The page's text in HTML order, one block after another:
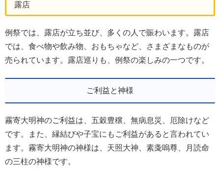
露店
例祭では、露店が立ち並び、多くの人で賑わいます。露店
では、食べ物や飲み物、おもちゃなど、さまざまなものが
売られています。露店巡りも、例祭の楽しみの一つです。
ご利益と神様
霧寄大明神のご利益は、五穀豊穣、無病息災、厄除けなど
です。また、縁結びや子宝にもご利益があると言われてい
ます。霧寄大明神の神様は、天照大神、素戔嗚尊、月読命
の三柱の神様です。